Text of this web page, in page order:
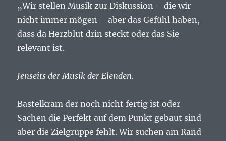
„Wir stellen Musik zur Diskussion – die wir
nicht immer mögen – aber das Gefühl haben,
dass da Herzblut drin steckt oder das Sie
relevant ist.
Jenseits der Musik der Elenden.
Bastelkram der noch nicht fertig ist oder
Sachen die Perfekt auf dem Punkt gebaut sind
aber die Zielgruppe fehlt. Wir suchen am Rand